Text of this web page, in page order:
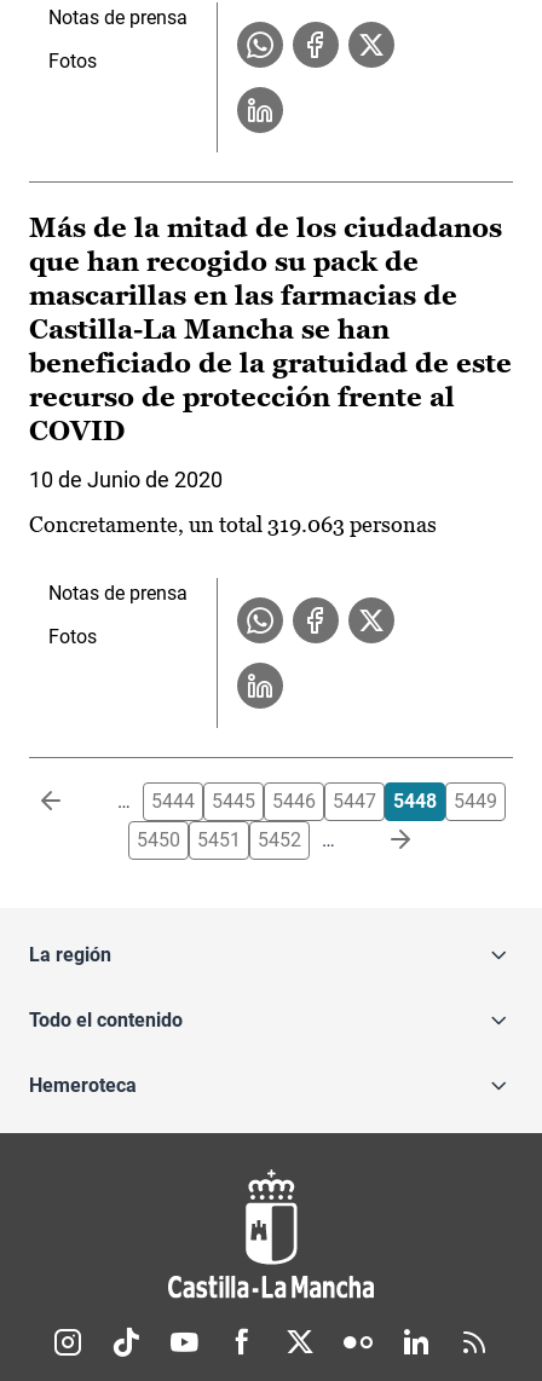
Notas de prensa
Fotos
Más de la mitad de los ciudadanos
que han recogido su pack de
mascarillas en las farmacias de
Castilla-La Mancha se han
beneficiado de la gratuidad de este
recurso de protección frente al
COVID
10 de Junio de 2020
Concretamente, un total 319.063 personas
Notas de prensa
Fotos
Paginación … 5444 5445 5446 5447 5448
5449
5450
5451 5452 …
La región
Todo el contenido
Hemeroteca
Redes sociales JCCM